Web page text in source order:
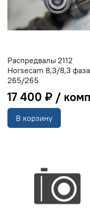
Распредвалы 2112
Horsecam 8,3/8,3 фаза
265/265
17 400 ₽
В корзину